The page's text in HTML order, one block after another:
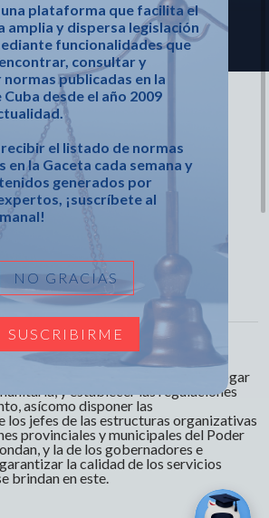
una plataforma que facilita el
amplia y dispersa legislación
funcionalidades que
consultar y
publicadas en la
Cuba desde el año 2009
el listado de normas
en la Gaceta cada semana y
generados por
¡suscríbete al
NO GRACIAS
SUSCRIBIRME
OPCIONES DE BÚSQUEDA
de 2025 de
Ministros
Extraordinaria No. 15
como objeto la creación del Hogar
y establecer las regulaciones
asícomo disponer las
los jefes de las estructuras organizativas
provinciales y municipales del Poder
y la de los gobernadores e
la calidad de los servicios
brindan en este.